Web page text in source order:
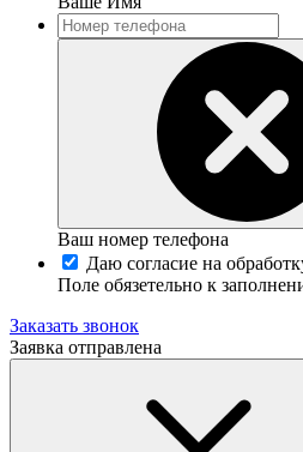
Ваш номер телефона
Даю согласие на
Поле обязетельно к
Заказать звонок
Заявка отправлена